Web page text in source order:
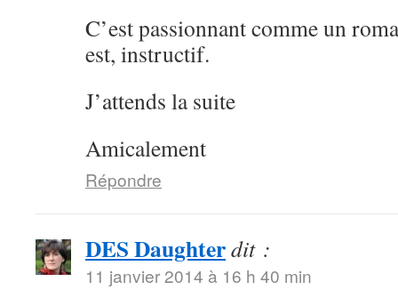
C’est passionnant comme un
est, instructif.
J’attends la suite
Amicalement
Répondre
DES Daughterdit :
11 janvier 2014 à 16 h 40 min